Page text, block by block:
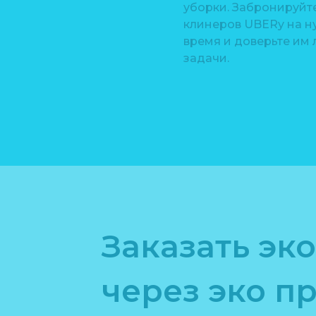
уборки.
клинеров UBERy на
время и доверьте им
задачи.
Заказать
через эко